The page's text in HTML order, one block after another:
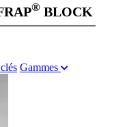
®BLOCK
Gammes